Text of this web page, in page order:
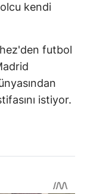
kendi
futbol
istiyor.